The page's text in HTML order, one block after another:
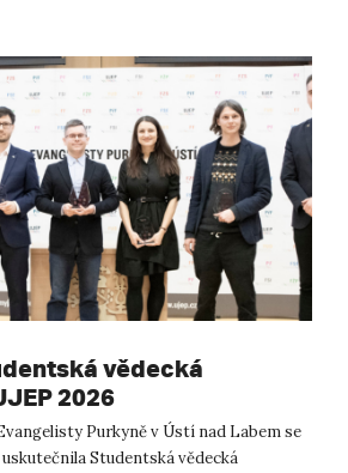
vědecká
2026
Purkyně v Ústí nad Labem se
Studentská vědecká